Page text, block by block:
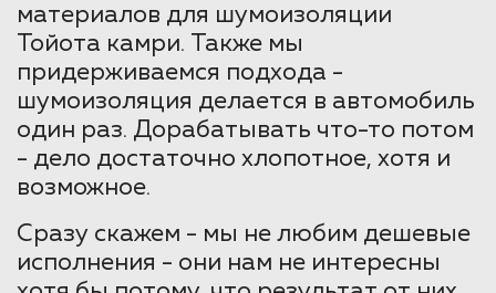
материалов для шумоизоляции
Тойота камри. Также мы
придерживаемся подхода -
шумоизоляция делается в автомобиль
один раз. Дорабатывать что-то потом
- дело достаточно хлопотное, хотя и
возможное.
Сразу скажем - мы не любим дешевые
исполнения - они нам не интересны